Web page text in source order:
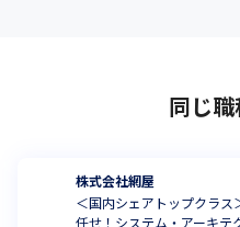
同じ
株式会社網屋
＜国内シェアトップクラ
任せ！システム・アーキテ